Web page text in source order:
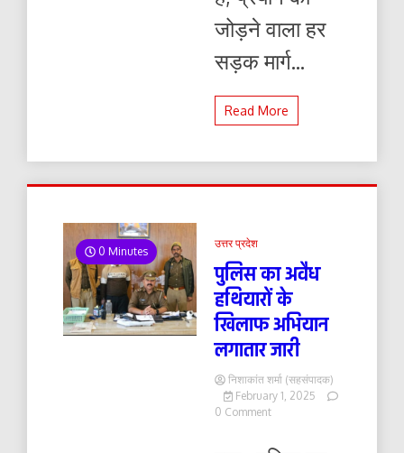
जोड़ने वाला हर
सड़क मार्ग...
Read More
0 Minutes
उत्तर प्रदेश
पुलिस का अवैध
हथियारों के
खिलाफ अभियान
लगातार जारी
निशाकांत शर्मा (सहसंपादक)
February 1, 2025
0 Commenton